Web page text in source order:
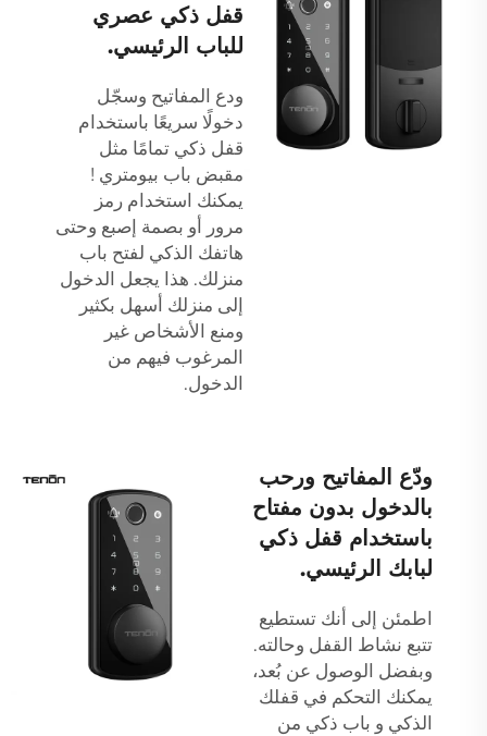
قفل ذكي عصري
للباب الرئيسي.
ودع المفاتيح وسجّل
دخولًا سريعًا باستخدام
قفل ذكي تمامًا مثل
مقبض باب بيومتري !
يمكنك استخدام رمز
مرور أو بصمة إصبع وحتى
هاتفك الذكي لفتح باب
منزلك. هذا يجعل الدخول
إلى منزلك أسهل بكثير
ومنع الأشخاص غير
المرغوب فيهم من
الدخول.
ودّع المفاتيح ورحب
بالدخول بدون مفتاح
باستخدام قفل ذكي
لبابك الرئيسي.
اطمئن إلى أنك تستطيع
تتبع نشاط القفل وحالته.
وبفضل الوصول عن بُعد،
يمكنك التحكم في قفلك
الذكي و باب ذكي من